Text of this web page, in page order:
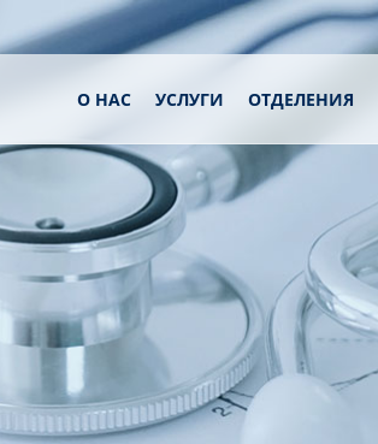
О НАС УСЛУГИ ОТДЕЛЕНИЯ